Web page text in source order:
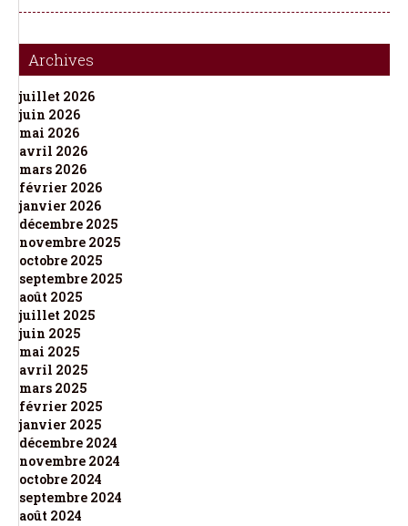
Archives
juillet 2026
juin 2026
mai 2026
avril 2026
mars 2026
février 2026
janvier 2026
décembre 2025
novembre 2025
octobre 2025
septembre 2025
août 2025
juillet 2025
juin 2025
mai 2025
avril 2025
mars 2025
février 2025
janvier 2025
décembre 2024
novembre 2024
octobre 2024
septembre 2024
août 2024